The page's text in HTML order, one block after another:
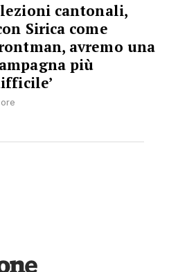
cantonali,
Sirica come
avremo una
più